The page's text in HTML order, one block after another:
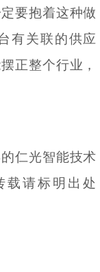
要抱着这种做
有关联的供应
正整个行业，
仁光智能技术
载请标明出处